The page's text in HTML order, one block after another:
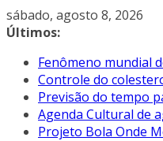
Pular
para
conteúdo
sábado, agosto 8, 2026
Últimos:
Fenômeno mundial
Controle do
Previsão do tempo
Agenda Cultural de
Projeto Bola Onde